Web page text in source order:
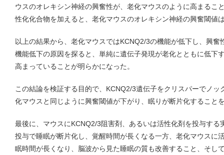
ウスのオレキシン神経の興奮性が、老化マウスのように高まるこ
性化化合物を加えると、老化マウスのオレキシン神経の興奮閾値
以上の結果から、老化マウスではKCNQ2/3の機能が低下し、興
機能低下の原因を探ると、単純に遺伝子発現が老化とともに低下
高まっていることが明らかになった。
この結論を検証する目的で、KCNQ2/3遺伝子をクリスパーでノ
化マウスと同じように興奮閾値が下がり、眠りが断片化すること
最後に、マウスにKCNQ2/3阻害剤、あるいは活性化剤を投与する
投与で睡眠が断片化し、覚醒時間が長くなる一方、老化マウスに
眠時間が長くなり、脳波から見た睡眠の質も改善すること、そし